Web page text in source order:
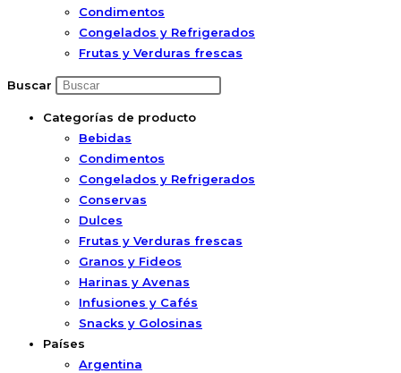
Condimentos
Congelados y Refrigerados
Frutas y Verduras frescas
Buscar
Categorías de producto
Bebidas
Condimentos
Congelados y Refrigerados
Conservas
Dulces
Frutas y Verduras frescas
Granos y Fideos
Harinas y Avenas
Infusiones y Cafés
Snacks y Golosinas
Países
Argentina